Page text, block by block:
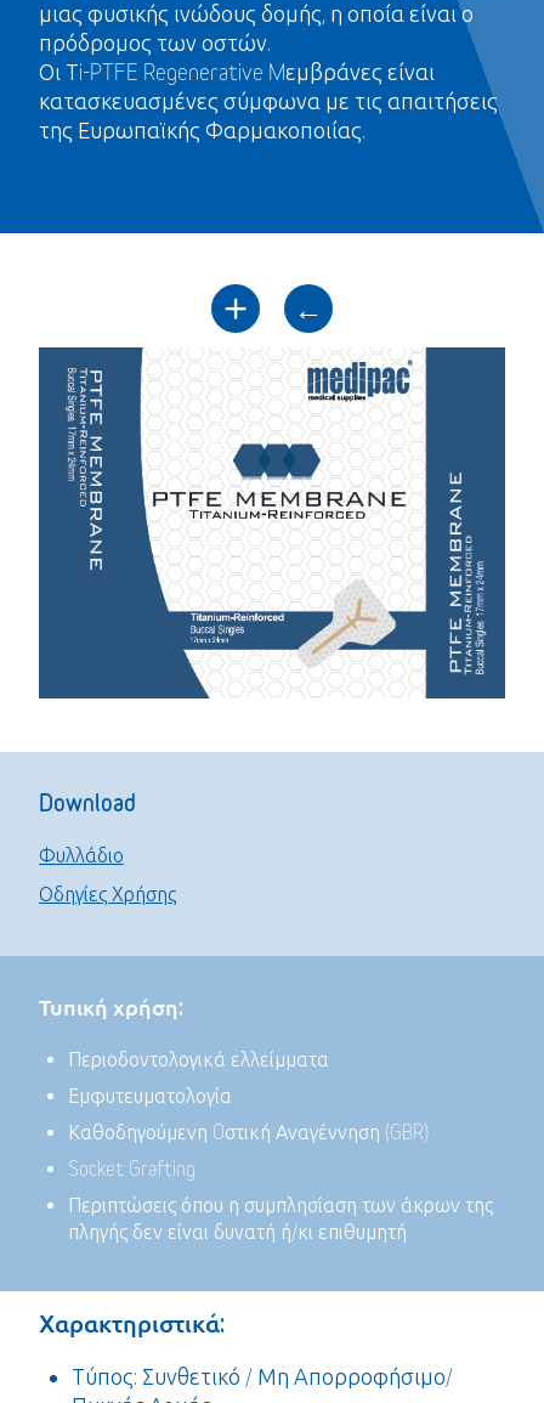
μιας φυσικής ινώδους δομής, η οποία είναι ο
πρόδρομος των οστών.
Οι Τi-PTFE Regenerative Mεμβράνες είναι
κατασκευασμένες σύμφωνα με τις απαιτήσεις
της Ευρωπαϊκής Φαρμακοποιίας.
+ ←
Download
Φυλλάδιο
Οδηγίες Χρήσης
Τυπική χρήση:
Περιοδοντολογικά ελλείμματα
Εμφυτευματολογία
Καθοδηγούμενη Oστική Αναγέννηση (GBR)
Socket Grafting
Περιπτώσεις όπου η συμπλησίαση των άκρων της
πληγής δεν είναι δυνατή ή/κι επιθυμητή
Χαρακτηριστικά:
Τύπος: Συνθετικό / Μη Απορροφήσιμο/